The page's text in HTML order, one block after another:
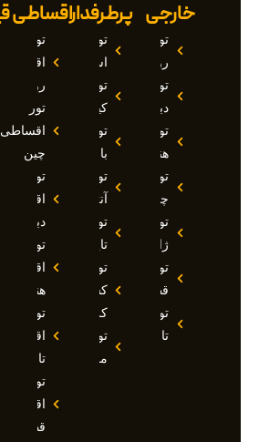
خارجی
تور
روسیه
تور
دبی
تور
هند
تور
چین
تور
ژاپن
تور
قطر
تور
تاجیکستان
پرطرفدار
تور
استانبول
تور
کیش
تور
بالی
تور
آنتالیا
تور
تایلند
تور
کشتی
کروز
تور
مالدیو
اقساطی
تور
اقساطی
روسیه
تور
اقساطی
چین
تور
اقساطی
دبی
تور
اقساطی
هند
تور
اقساطی
تاجیکستان
تور
اقساطی
قطر